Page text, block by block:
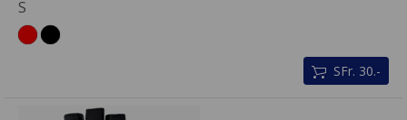
S
SFr. 30.-